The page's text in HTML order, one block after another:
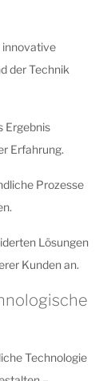
innovative
der Technik
Ergebnis
Erfahrung.
Prozesse
Lösungen
Kunden an.
Technologie